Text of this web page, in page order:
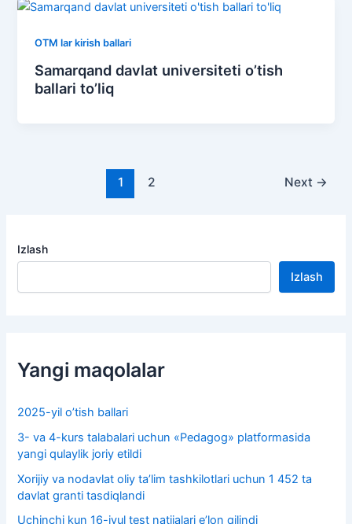
OTM lar kirish ballari
Samarqand davlat universiteti o’tish
ballari to’liq
1 2 Next →
Izlash
Izlash
Yangi maqolalar
2025-yil o’tish ballari
3- va 4-kurs talabalari uchun «Pedagog» platformasida
yangi qulaylik joriy etildi
Xorijiy va nodavlat oliy taʼlim tashkilotlari uchun 1 452 ta
davlat granti tasdiqlandi
Uchinchi kun 16-iyul test natijalari e’lon qilindi